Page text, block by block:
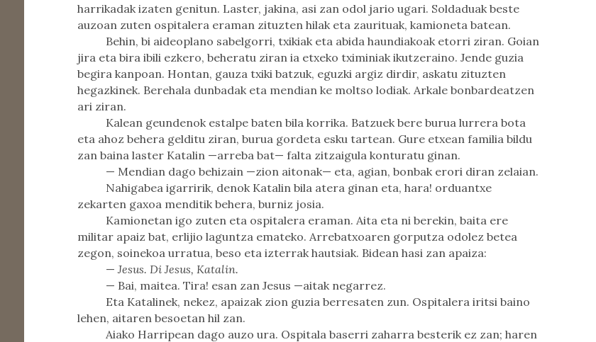
harrikadak izaten genitun. Laster, jakina, asi zan odol jario ugari. Soldaduak beste
auzoan zuten ospitalera eraman zituzten hilak eta zaurituak, kamioneta batean.
Behin, bi aideoplano sabelgorri, txikiak eta abida haundiakoak etorri ziran. Goian
jira eta bira ibili ezkero, beheratu ziran ia etxeko tximiniak ikutzeraino. Jende guzia
begira kanpoan. Hontan, gauza txiki batzuk, eguzki argiz dirdir, askatu zituzten
hegazkinek. Berehala dunbadak eta mendian ke moltso lodiak. Arkale bonbardeatzen
ari ziran.
Kalean geundenok estalpe baten bila korrika. Batzuek bere burua lurrera bota
eta ahoz behera gelditu ziran, burua gordeta esku tartean. Gure etxean familia bildu
zan baina laster Katalin —arreba bat— falta zitzaigula konturatu ginan.
— Mendian dago behizain —zion aitonak— eta, agian, bonbak erori diran zelaian.
Nahigabea igarririk, denok Katalin bila atera ginan eta, hara! orduantxe
zekarten gaxoa menditik behera, burniz josia.
Kamionetan igo zuten eta ospitalera eraman. Aita eta ni berekin, baita ere
militar apaiz bat, erlijio laguntza emateko. Arrebatxoaren gorputza odolez betea
zegon, soinekoa urratua, beso eta izterrak hautsiak. Bidean hasi zan apaiza:
— Jesus. Di Jesus, Katalin.
— Bai, maitea. Tira! esan zan Jesus —aitak negarrez.
Eta Katalinek, nekez, apaizak zion guzia berresaten zun. Ospitalera iritsi baino
lehen, aitaren besoetan hil zan.
Aiako Harripean dago auzo ura. Ospitala baserri zaharra besterik ez zan; haren